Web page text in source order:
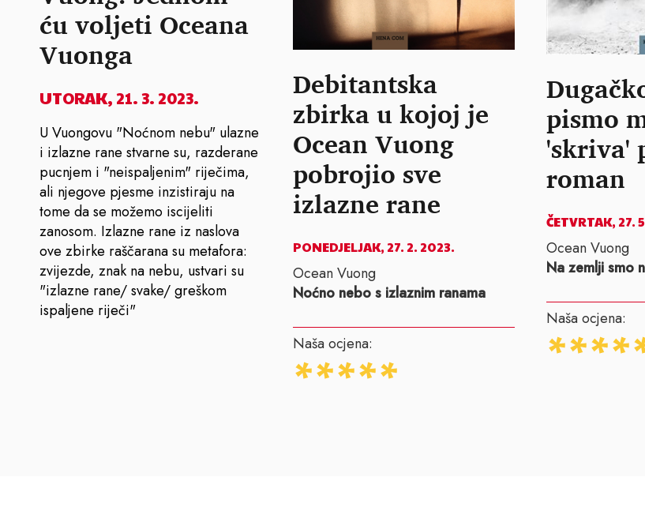
ću voljeti Oceana
Vuonga
UTORAK, 21. 3. 2023.
U Vuongovu "Noćnom nebu" ulazne
i izlazne rane stvarne su, razderane
pucnjem i "neispaljenim" riječima,
ali njegove pjesme inzistiraju na
tome da se možemo iscijeliti
zanosom. Izlazne rane iz naslova
ove zbirke raščarana su metafora:
zvijezde, znak na nebu, ustvari su
"izlazne rane/ svake/ greškom
ispaljene riječi"
Debitantska
zbirka u kojoj je
Ocean Vuong
pobrojio sve
izlazne rane
PONEDJELJAK, 27. 2. 2023.
Ocean Vuong
Noćno nebo s izlaznim ranama
Naša ocjena:
pismo
'skriva'
roman
ČETVRTAK, 27.
Ocean Vuong
Na zemlji smo
Naša ocjena: